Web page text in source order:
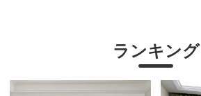
ランキング